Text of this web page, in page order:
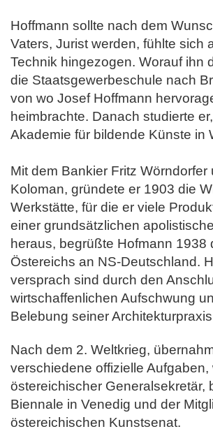
Hoffmann sollte nach dem
Vaters, Jurist werden, fühlte sich
Technik hingezogen. Worauf ihn
die Staatsgewerbeschule nach
von wo Josef Hoffmann
heimbrachte. Danach studierte
Akademie für bildende Künste in
Mit dem Bankier Fritz Wörndorfer
Koloman, gründete er 1903 die
Werkstätte, für die er viele
einer grundsätzlichen
heraus, begrüßte Hofmann 1938
Östereichs an NS-Deutschland.
versprach sind durch den
wirtschaffenlichen Aufschwung
Belebung seiner
Nach dem 2. Weltkrieg,
verschiedene offizielle Aufgaben,
östereichischer Generalsekretär,
Biennale in Venedig und der
östereichischen Kunstsenat.